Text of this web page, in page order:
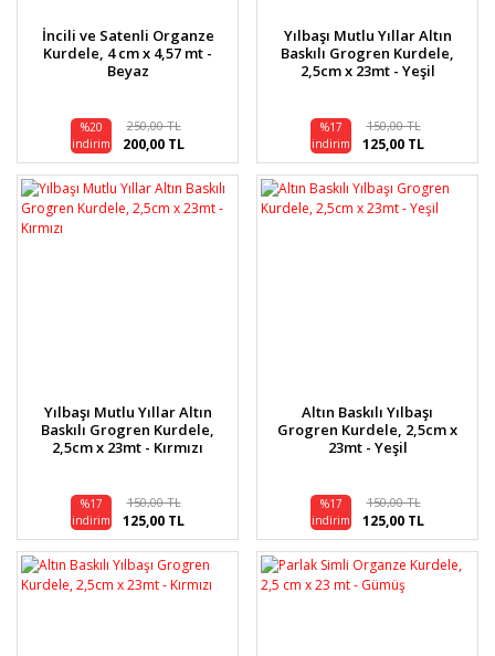
İncili ve Satenli Organze
Kurdele, 4 cm x 4,57 mt -
Beyaz
%20
indirim
250,00 TL
200,00 TL
Yılbaşı Mutlu Yıllar Altın
Baskılı Grogren Kurdele,
2,5cm x 23mt - Yeşil
%17
indirim
150,00 TL
125,00 TL
Yılbaşı Mutlu Yıllar Altın
Baskılı Grogren Kurdele,
2,5cm x 23mt - Kırmızı
%17
indirim
150,00 TL
125,00 TL
Altın Baskılı Yılbaşı
Grogren Kurdele, 2,5cm x
23mt - Yeşil
%17
indirim
150,00 TL
125,00 TL